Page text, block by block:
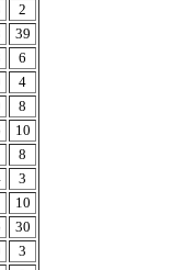
2
39
6
4
8
10
8
3
10
30
3